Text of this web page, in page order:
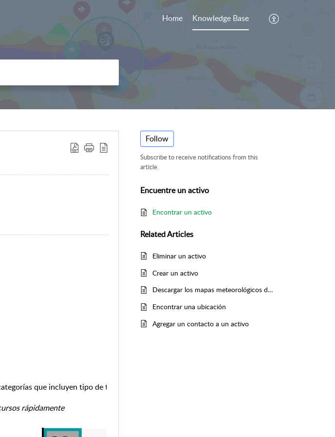
Home Knowledge Base
que incluyen tipo de techo, fecha del último impacto y tipos de ubicación.
rápidamente
Follow
Subscribe to receive notifications from this
article.
Encuentre un activo
Encontrar un activo
RelatedArticles
Eliminar un activo
Crear un activo
Descargar los mapas meteorológicos de un activo
Encontrar una ubicación
Agregar un contacto a un activo